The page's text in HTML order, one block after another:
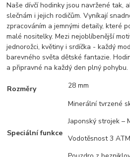
Naše dívčí hodinky jsou navržené tak,
slečnám i jejich rodičům. Vyníkají
zpracováním a jemnými detaily, které
malé nositelky. Mezi nejoblíbenější
jednorožci, květiny i srdíčka - každý
barevného světa dětské fantazie.
a připravné na každý den plný pohybu.
Rozměry 28 mm
Speciální funkce
Minerální tvrzené
Japonský strojek –
Vodotěsnost 3 ATM